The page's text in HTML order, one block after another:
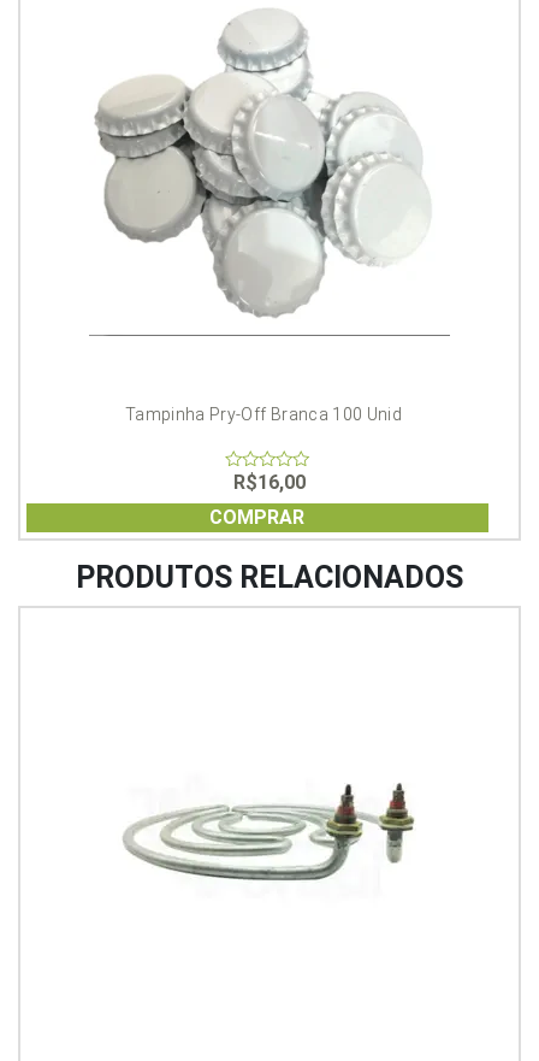
Tampinha Pry-Off Branca 100 Unid
of
5
R$16,00
COMPRAR
PRODUTOS RELACIONADOS